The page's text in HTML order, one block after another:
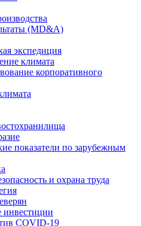
(MD&A)
экспедиция
климата
корпоративного
показатели по зарубежным
и охрана труда
COVID‑19